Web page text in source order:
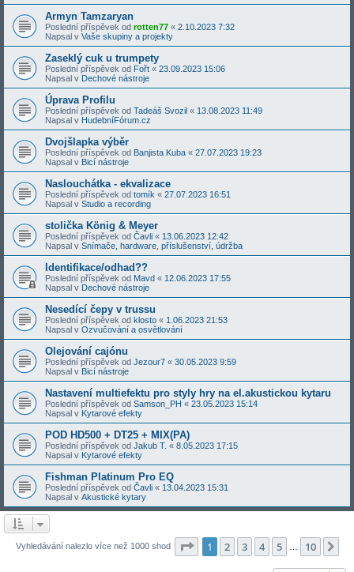
Armyn Tamzaryan
Poslední příspěvek od rotten77 « 2.10.2023 7:32
Napsal v Vaše skupiny a projekty
Zaseklý cuk u trumpety
Poslední příspěvek od Fořt « 23.09.2023 15:06
Napsal v Dechové nástroje
Úprava Profilu
Poslední příspěvek od Tadeáš Svozil « 13.08.2023 11:49
Napsal v HudebníFórum.cz
Dvojšlapka výběr
Poslední příspěvek od Banjista Kuba « 27.07.2023 19:23
Napsal v Bicí nástroje
Naslouchátka - ekvalizace
Poslední příspěvek od tomík « 27.07.2023 16:51
Napsal v Studio a recording
stolička König & Meyer
Poslední příspěvek od Čavli « 13.06.2023 12:42
Napsal v Snímače, hardware, příslušenství, údržba
Identifikace/odhad??
Poslední příspěvek od Mavd « 12.06.2023 17:55
Napsal v Dechové nástroje
Nesedící čepy v trussu
Poslední příspěvek od klosto « 1.06.2023 21:53
Napsal v Ozvučování a osvětlování
Olejování cajónu
Poslední příspěvek od Jezour7 « 30.05.2023 9:59
Napsal v Bicí nástroje
Nastavení multiefektu pro styly hry na el.akustickou kytaru
Poslední příspěvek od Samson_PH « 23.05.2023 15:14
Napsal v Kytarové efekty
POD HD500 + DT25 + MIX(PA)
Poslední příspěvek od Jakub T. « 8.05.2023 17:15
Napsal v Kytarové efekty
Fishman Platinum Pro EQ
Poslední příspěvek od Čavli « 13.04.2023 15:31
Napsal v Akustické kytary
Vyhledávání nalezlo více než 1000 shod Stránka z 10
1 2 3 4 5 10